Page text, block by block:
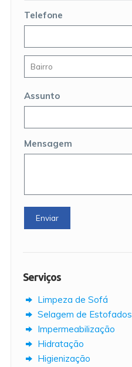
Telefone
Assunto
Mensagem
Serviços
Limpeza de Sofá
Selagem de Estofados
Impermeabilização
Hidratação
Higienização